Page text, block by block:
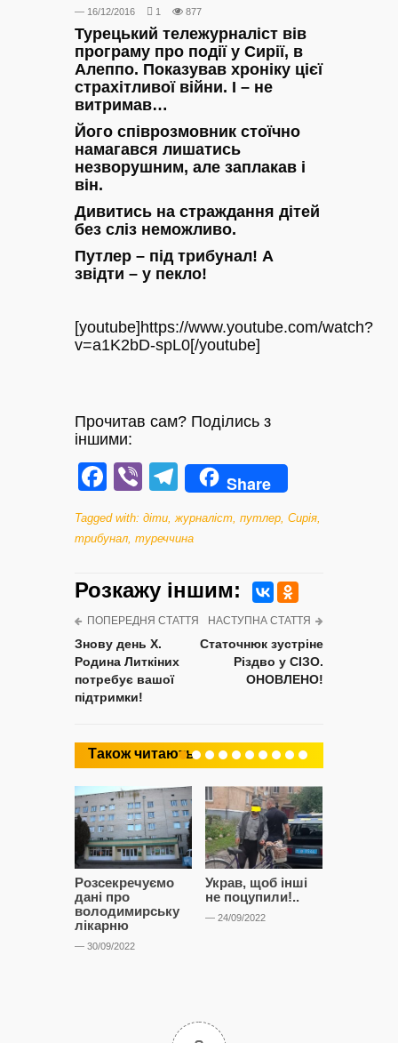
— 16/12/2016 1 877
Турецький тележурналіст вів
програму про події у Сирії, в
Алеппо. Показував хроніку цієї
страхітливої війни. І – не
витримав…
Його співрозмовник стоїчно
намагався лишатись
незворушним, але заплакав і
він.
Дивитись на страждання дітей
без сліз неможливо.
Путлер – під трибунал! А
звідти – у пекло!
[youtube]https://www.youtube.com/watch?
v=a1K2bD-spL0[/youtube]
Прочитав сам? Поділись з
іншими:
Facebook
ViberTelegram
Share
Tagged with: діти журналіст путлер Сирія
трибунал туреччина
Розкажу iншим:
ПОПЕРЕДНЯ СТАТТЯ
Знову день Х.
Родина Литкіних
потребує вашої
підтримки!
НАСТУПНА СТАТТЯ
Статочнюк зустріне
Різдво у СІЗО.
ОНОВЛЕНО!
Також читають
Розсекречуємо
дані про
володимирську
лікарню
— 30/09/2022
Украв, щоб інші
не поцупили!..
— 24/09/2022